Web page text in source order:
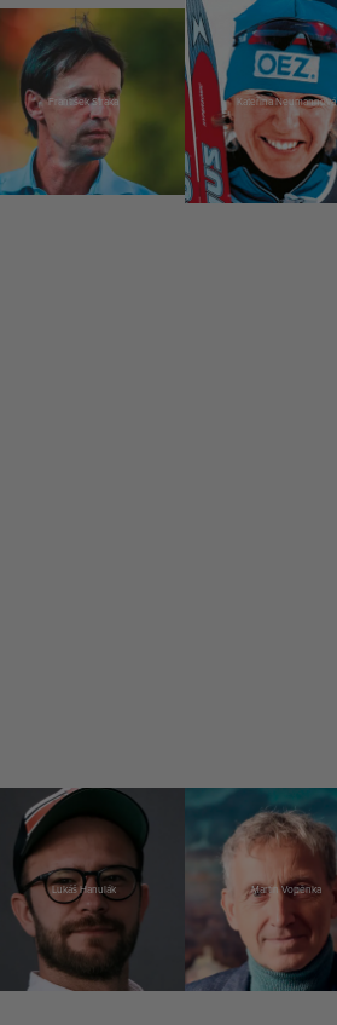
František Straka Kateřina Neumannová
Lukáš Hanulák Martin Vopěnka